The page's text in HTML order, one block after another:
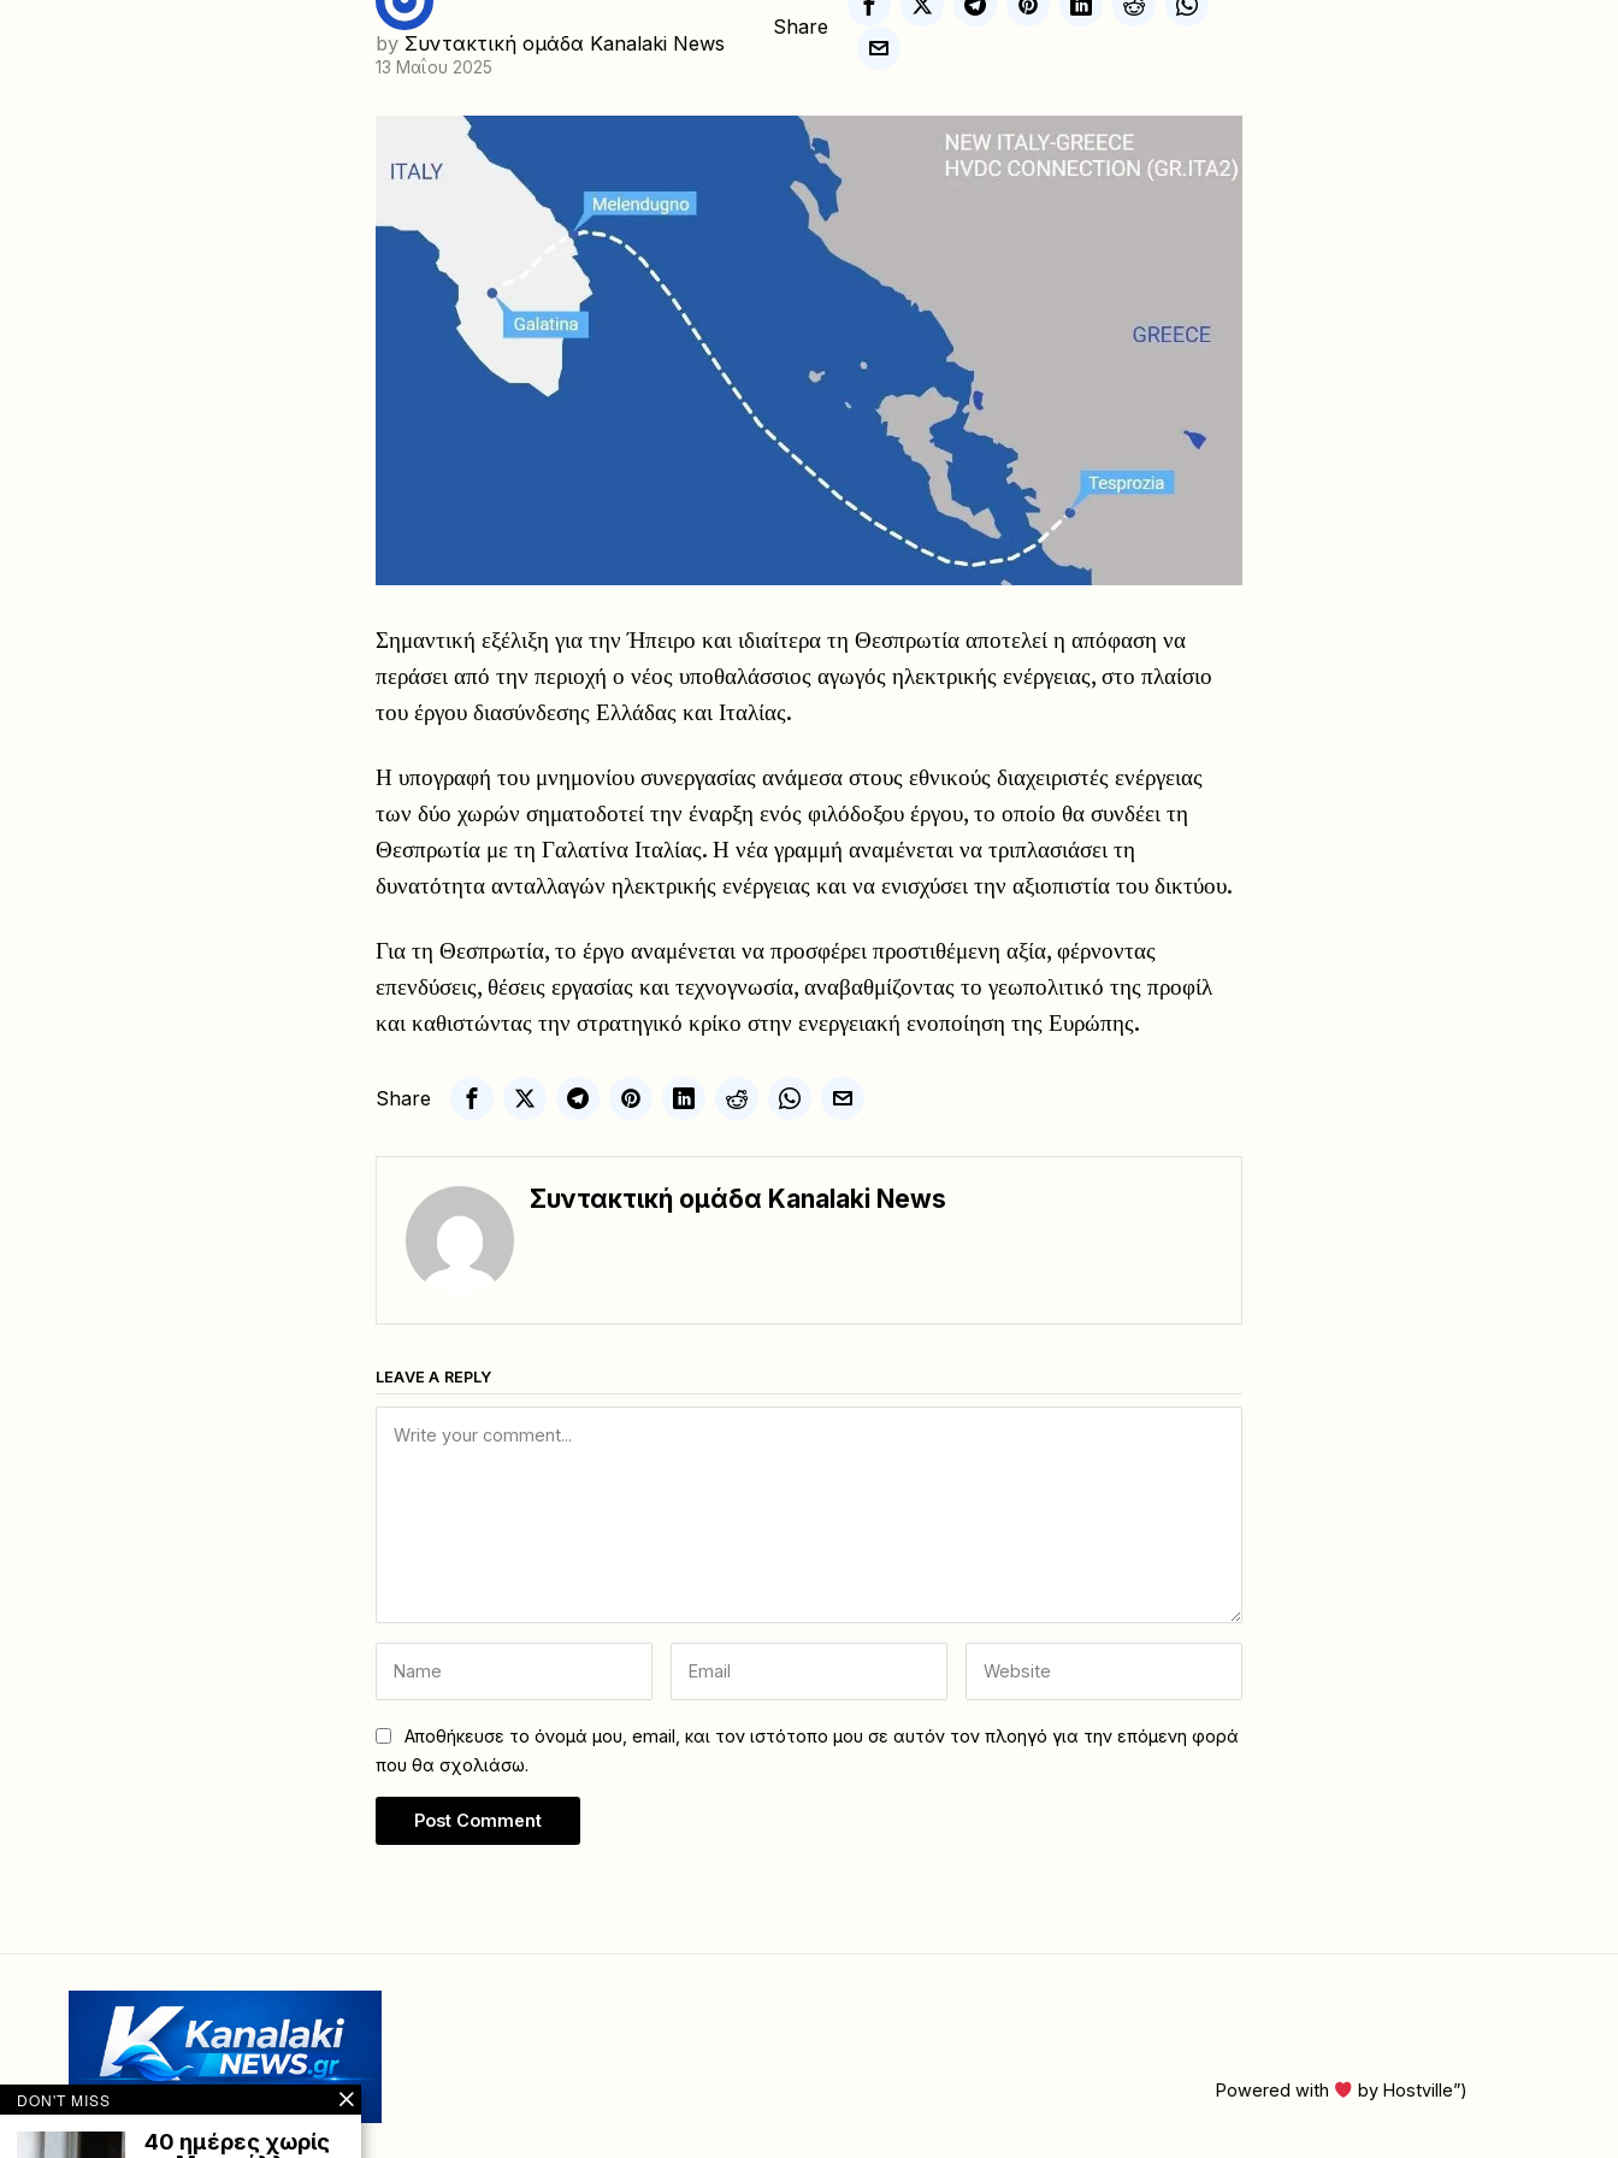
by Συντακτική ομάδα Kanalaki News
13 Μαΐου 2025
Share
Σημαντική εξέλιξη για την Ήπειρο και ιδιαίτερα τη Θεσπρωτία αποτελεί η απόφαση να
περάσει από την περιοχή ο νέος υποθαλάσσιος αγωγός ηλεκτρικής ενέργειας, στο πλαίσιο
του έργου διασύνδεσης Ελλάδας και Ιταλίας.
Η υπογραφή του μνημονίου συνεργασίας ανάμεσα στους εθνικούς διαχειριστές ενέργειας
των δύο χωρών σηματοδοτεί την έναρξη ενός φιλόδοξου έργου, το οποίο θα συνδέει τη
Θεσπρωτία με τη Γαλατίνα Ιταλίας. Η νέα γραμμή αναμένεται να τριπλασιάσει τη
δυνατότητα ανταλλαγών ηλεκτρικής ενέργειας και να ενισχύσει την αξιοπιστία του δικτύου.
Για τη Θεσπρωτία, το έργο αναμένεται να προσφέρει προστιθέμενη αξία, φέρνοντας
επενδύσεις, θέσεις εργασίας και τεχνογνωσία, αναβαθμίζοντας το γεωπολιτικό της προφίλ
και καθιστώντας την στρατηγικό κρίκο στην ενεργειακή ενοποίηση της Ευρώπης.
Share
Συντακτική ομάδα Kanalaki News
LEAVE A REPLY
Αποθήκευσε το όνομά μου, email, και τον ιστότοπο μου σε αυτόν τον πλοηγό για την επόμενη φορά
που θα σχολιάσω.
Powered with by Hostville”)
DON'T MISS
40 ημέρες χωρίς